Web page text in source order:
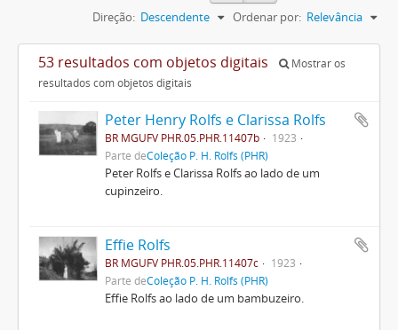
Ordenar por: Relevância
Direção: Descendente
53 resultados com objetos digitais
Mostrar os
resultados com objetos digitais
Peter Henry Rolfs e Clarissa Rolfs
BR MGUFV PHR.05.PHR.11407b
1923
Parte deColeção P. H. Rolfs (PHR)
Peter Rolfs e Clarissa Rolfs ao lado de um
cupinzeiro.
Effie Rolfs
BR MGUFV PHR.05.PHR.11407c
1923
Parte deColeção P. H. Rolfs (PHR)
Effie Rolfs ao lado de um bambuzeiro.